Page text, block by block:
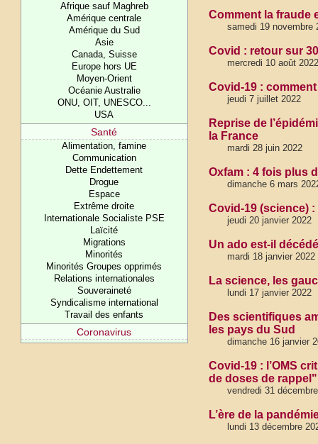
Afrique sauf Maghreb
Amérique centrale
Amérique du Sud
Asie
Canada, Suisse
Europe hors UE
Moyen-Orient
Océanie Australie
ONU, OIT, UNESCO...
USA
Santé
Alimentation, famine
Communication
Dette Endettement
Drogue
Espace
Extrême droite
Internationale Socialiste PSE
Laïcité
Migrations
Minorités
Minorités Groupes opprimés
Relations internationales
Souveraineté
Syndicalisme international
Travail des enfants
Coronavirus
Comment la fraude
samedi 19 novembre
Covid : retour sur
mercredi 10 août 2022
Covid-19 :
jeudi 7 juillet 2022
Reprise de
la France
mardi 28 juin 2022
Oxfam : 4 fois plus
dimanche 6 mars
Covid-19 (science)
jeudi 20 janvier 2022
Un ado est-il
mardi 18 janvier 2022
La science, les
lundi 17 janvier 2022
Des scientifiques
les pays du Sud
dimanche 16 janvier
Covid-19 : l’OMS
de doses de rappel"
vendredi 31
L’ère de la
lundi 13 décembre